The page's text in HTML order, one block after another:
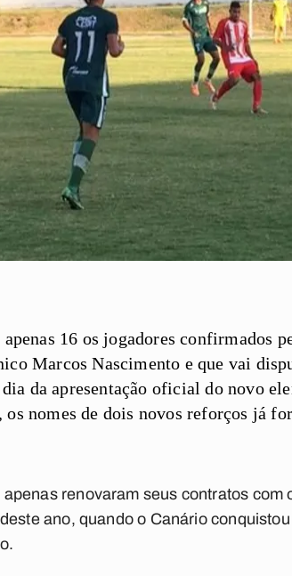
16 os jogadores confirmados
Marcos Nascimento e que vai
da apresentação oficial do novo
os nomes de dois novos reforços já
renovaram seus contratos com
ano, quando o Canário